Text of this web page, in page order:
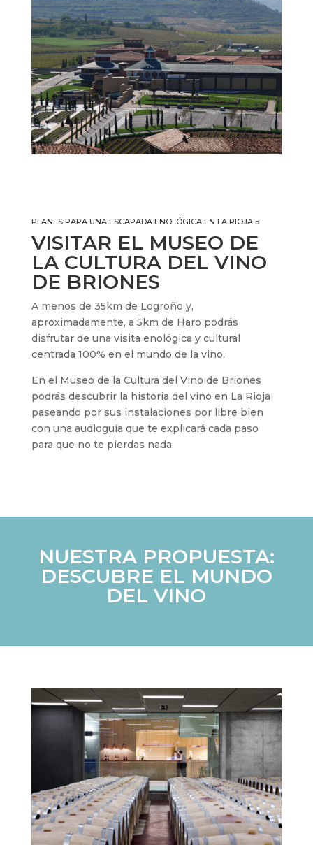
PLANES PARA UNA ESCAPADA ENOLÓGICA EN LA RIOJA 5
VISITAR EL MUSEO DE
LA CULTURA DEL VINO
DE BRIONES
A menos de 35km de Logroño y,
aproximadamente, a 5km de Haro podrás
disfrutar de una visita enológica y cultural
centrada 100% en el mundo de la vino.
En el Museo de la Cultura del Vino de Briones
podrás descubrir la historia del vino en La Rioja
paseando por sus instalaciones por libre bien
con una audioguía que te explicará cada paso
para que no te pierdas nada.
NUESTRA PROPUESTA:
DESCUBRE EL MUNDO
DEL VINO